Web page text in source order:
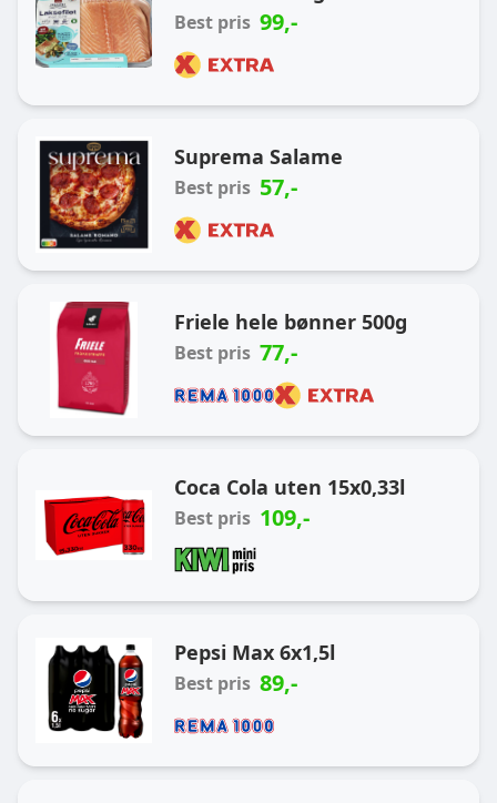
Best pris 99,-
Suprema Salame
Best pris 57,-
Friele hele bønner 500g
Best pris 77,-
Coca Cola uten 15x0,33l
Best pris 109,-
Pepsi Max 6x1,5l
Best pris 89,-